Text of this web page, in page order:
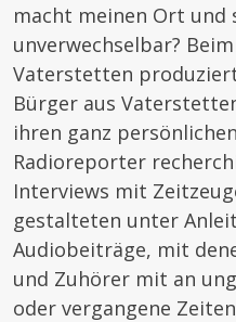
macht meinen Ort und
unverwechselbar?
Vaterstetten
Bürger aus
ihren ganz
Radioreporter
Interviews mit
gestalteten unter
Audiobeiträge, mit
und Zuhörer mit an
oder vergangene